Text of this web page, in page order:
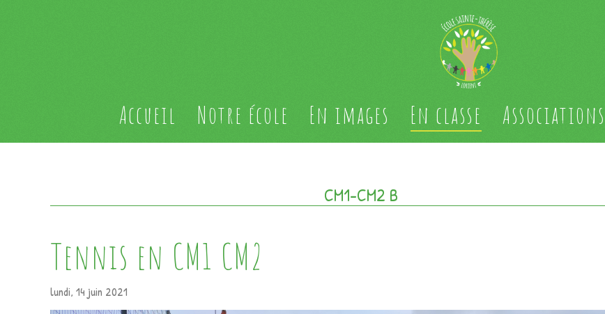
Accueil Notre école En images En classe Associations
CM1-CM2 B
Tennis en CM1 CM2
lundi, 14 juin 2021